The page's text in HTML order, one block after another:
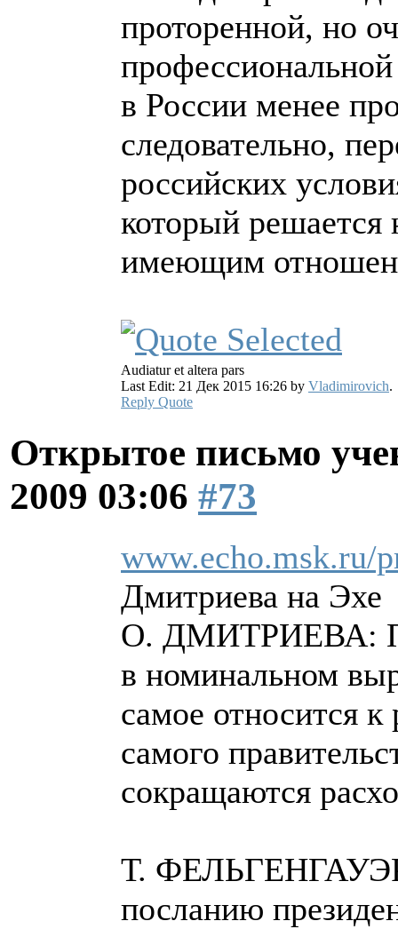
проторенной, но
в России менее
следовательно,
российских
который решается
имеющим
Audiatur et altera pars
Last Edit: 21 Дек 2015 16:26 by Vladimirovich.
Reply Quote
Открытое письмо
2009 03:06 #73
www.echo.msk.ru/
Дмитриева на Эхе
О. ДМИТРИЕВА:
в номинальном
самое относится
самого
сокращаются
Т.
посланию